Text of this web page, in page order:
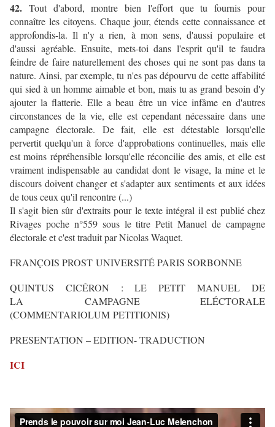
42. Tout d'abord, montre bien l'effort que tu fournis pour
connaître les citoyens. Chaque jour, étends cette connaissance et
approfondis-la. Il n'y a rien, à mon sens, d'aussi populaire et
d'aussi agréable. Ensuite, mets-toi dans l'esprit qu'il te faudra
feindre de faire naturellement des choses qui ne sont pas dans ta
nature. Ainsi, par exemple, tu n'es pas dépourvu de cette affabilité
qui sied à un homme aimable et bon, mais tu as grand besoin d'y
ajouter la flatterie. Elle a beau être un vice infâme en d'autres
circonstances de la vie, elle est cependant nécessaire dans une
campagne électorale. De fait, elle est détestable lorsqu'elle
pervertit quelqu'un à force d'approbations continuelles, mais elle
est moins répréhensible lorsqu'elle réconcilie des amis, et elle est
vraiment indispensable au candidat dont le visage, la mine et le
discours doivent changer et s'adapter aux sentiments et aux idées
de tous ceux qu'il rencontre (...)
Il s'agit bien sûr d'extraits pour le texte intégral il est publié chez
Rivages poche n°559 sous le titre Petit Manuel de campagne
électorale et c'est traduit par Nicolas Waquet.
FRANÇOIS PROST UNIVERSITÉ PARIS SORBONNE
QUINTUS CICÉRON : LE PETIT MANUEL DE
LA CAMPAGNE ELÉCTORALE
(COMMENTARIOLUM PETITIONIS)
PRESENTATION – EDITION- TRADUCTION
ICI